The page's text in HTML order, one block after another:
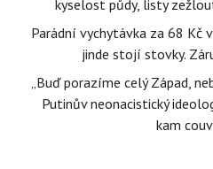
kyselost půdy, listy
Parádní vychytávka za 68 Kč
jinde stojí stovky.
„Buď porazíme celý Západ,
Putinův neonacistický
kam